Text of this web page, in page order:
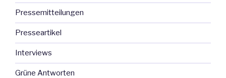
Pressemitteilungen
Presseartikel
Interviews
Grüne Antworten